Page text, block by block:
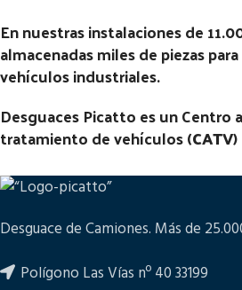
En nuestras instalaciones de
almacenadas miles de piezas
vehículos industriales.
Desguaces Picatto es un Centro
tratamiento de vehículos (CATV)
Desguace de Camiones. Más de
Polígono Las Vías nº 40 33199